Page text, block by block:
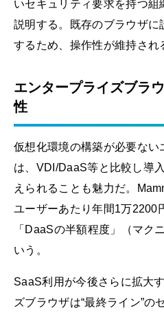
いセキュリティ要求を持つ組
説明する。既存のブラウザに
するため、操作性が維持され
エンタープライズブラ
性
仮想化環境の構築が必要な
は、VDI/DaaS等と比較し導
えられることも魅力だ。
ユーザーあたり年間1万2200
「DaaSの半額程度」（マク
いう。
SaaS利用が今後さらに拡大
ズブラウザは“最終ライン”の